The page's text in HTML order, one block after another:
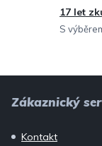
17 let
S
Zákaznický
Kontakt